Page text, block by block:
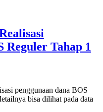
Reguler Tahap 1
penggunaan dana BOS
bisa dilihat pada data